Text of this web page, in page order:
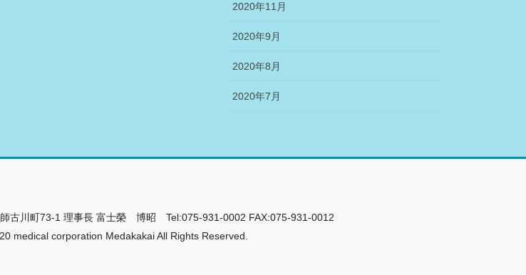
2020年11月
2020年9月
2020年8月
2020年7月
古川町73-1 理事長 富士榮 博昭 Tel:075-931-0002 FAX:075-931-0012
medical corporation Medakakai All Rights Reserved.